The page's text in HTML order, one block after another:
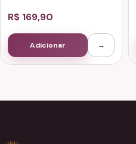
R$ 169,90
Adicionar →